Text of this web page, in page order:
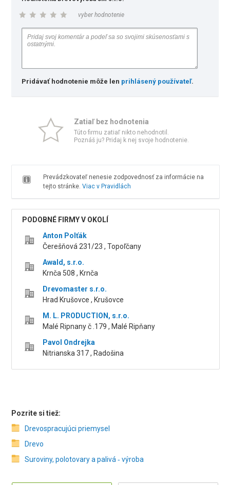
vyber hodnotenie
Pridávať hodnotenie môže len prihlásený používateľ.
Zatiaľ bez hodnotenia
Túto firmu zatiaľ nikto nehodnotil.
Poznáš ju? Pridaj k nej svoje hodnotenie.
Prevádzkovateľ nenesie zodpovednosť za informácie na
tejto stránke. Viac v Pravidlách
PODOBNÉ FIRMY V OKOLÍ
Anton Polťák
Čerešňová 231/23 , Topoľčany
Awald, s.r.o.
Krnča 508 , Krnča
Drevomaster s.r.o.
Hrad Krušovce , Krušovce
M. L. PRODUCTION, s.r.o.
Malé Ripnany č .179 , Malé Ripňany
Pavol Ondrejka
Nitrianska 317 , Radošina
Pozrite si tiež:
Drevospracujúci priemysel
Drevo
Suroviny, polotovary a palivá ‑ výroba